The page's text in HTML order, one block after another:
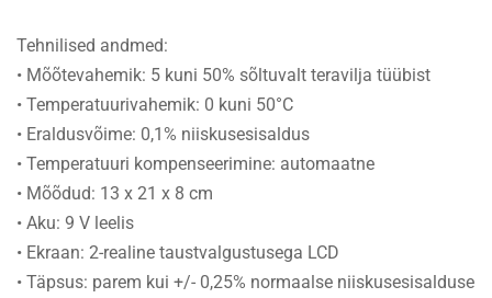
Tehnilised andmed:
• Mõõtevahemik: 5 kuni 50% sõltuvalt teravilja tüübist
• Temperatuurivahemik: 0 kuni 50°C
• Eraldusvõime: 0,1% niiskusesisaldus
• Temperatuuri kompenseerimine: automaatne
• Mõõdud: 13 x 21 x 8 cm
• Aku: 9 V leelis
• Ekraan: 2-realine taustvalgustusega LCD
• Täpsus: parem kui +/- 0,25% normaalse niiskusesisalduse